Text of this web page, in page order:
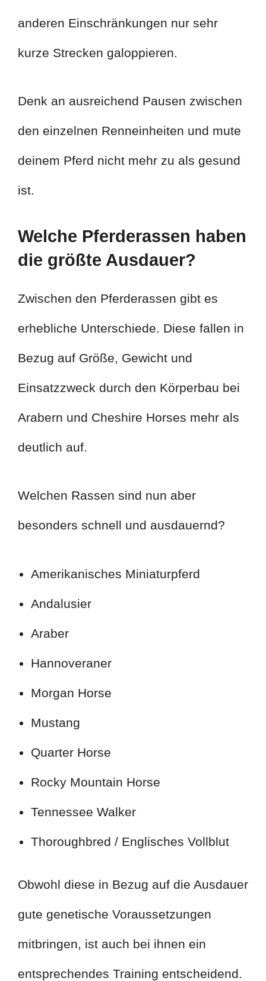
anderen Einschränkungen nur sehr
kurze Strecken galoppieren.
Denk an ausreichend Pausen zwischen
den einzelnen Renneinheiten und mute
deinem Pferd nicht mehr zu als gesund
ist.
Welche Pferderassen haben
die größte Ausdauer?
Zwischen den Pferderassen gibt es
erhebliche Unterschiede. Diese fallen in
Bezug auf Größe, Gewicht und
Einsatzzweck durch den Körperbau bei
Arabern und Cheshire Horses mehr als
deutlich auf.
Welchen Rassen sind nun aber
besonders schnell und ausdauernd?
Amerikanisches Miniaturpferd
Andalusier
Araber
Hannoveraner
Morgan Horse
Mustang
Quarter Horse
Rocky Mountain Horse
Tennessee Walker
Thoroughbred / Englisches Vollblut
Obwohl diese in Bezug auf die Ausdauer
gute genetische Voraussetzungen
mitbringen, ist auch bei ihnen ein
entsprechendes Training entscheidend.